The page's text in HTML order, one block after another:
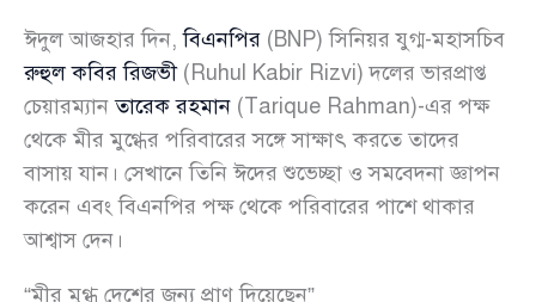
ঈদুল আজহার দিন,বিএনপির (BNP) সিনিয়র যুগ্ম-মহাসচিব
রুহুল কবির রিজভী(Ruhul Kabir Rizvi) দলের ভারপ্রাপ্ত
চেয়ারম্যানতারেক রহমান (Tarique Rahman)-এর পক্ষ
থেকে মীর মুগ্ধের পরিবারের সঙ্গে সাক্ষাৎ করতে তাদের
বাসায় যান। সেখানে তিনি ঈদের শুভেচ্ছা ও সমবেদনা জ্ঞাপন
করেন এবং বিএনপির পক্ষ থেকে পরিবারের পাশে থাকার
আশ্বাস দেন।
“মীর মুগ্ধ দেশের জন্য প্রাণ দিয়েছেন”